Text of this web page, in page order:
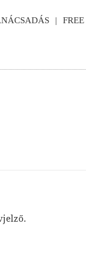
FREE